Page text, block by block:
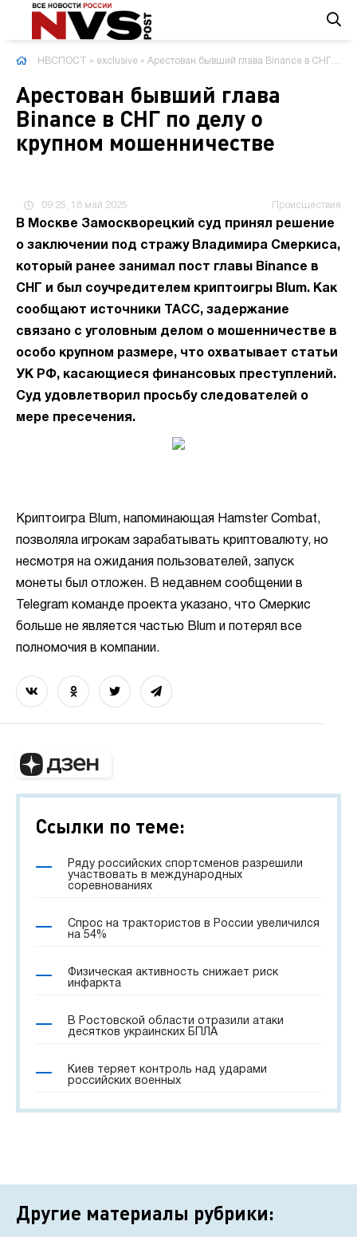
НВСПОСТ » exclusive » Арестован бывший глава Binance в СНГ по делу о крупном мошенничестве
Арестован бывший глава
Binance в СНГ по делу о
крупном мошенничестве
09:25, 18 май 2025 Происшествия
В Москве Замоскворецкий суд принял решение
о заключении под стражу Владимира Смеркиса,
который ранее занимал пост главы Binance в
СНГ и был соучредителем криптоигры Blum. Как
сообщают источники ТАСС, задержание
связано с уголовным делом о мошенничестве в
особо крупном размере, что охватывает статьи
УК РФ, касающиеся финансовых преступлений.
Суд удовлетворил просьбу следователей о
мере пресечения.
Криптоигра Blum, напоминающая Hamster Combat,
позволяла игрокам зарабатывать криптовалюту, но
несмотря на ожидания пользователей, запуск
монеты был отложен. В недавнем сообщении в
Telegram команде проекта указано, что Смеркис
больше не является частью Blum и потерял все
полномочия в компании.
Ссылки по теме:
Ряду российских спортсменов разрешили
участвовать в международных
соревнованиях
Спрос на трактористов в России увеличился
на 54%
Физическая активность снижает риск
инфаркта
В Ростовской области отразили атаки
десятков украинских БПЛА
Киев теряет контроль над ударами
российских военных
Другие материалы рубрики: